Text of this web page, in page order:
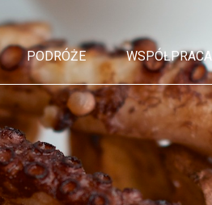
PODRÓŻE WSPÓŁPRACA